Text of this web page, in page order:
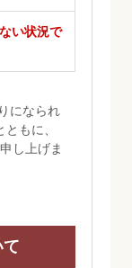
い状況で
になられ
もに、
し上げま